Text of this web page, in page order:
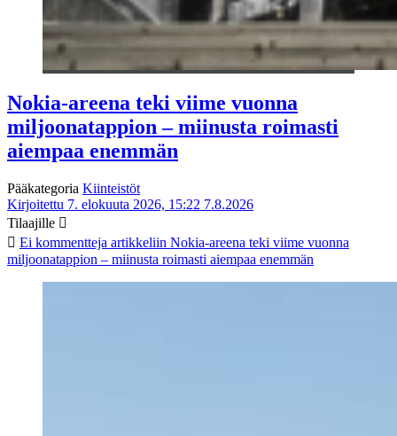
Nokia-areena teki viime vuonna
miljoonatappion – miinusta roimasti
aiempaa enemmän
Pääkategoria Kiinteistöt
Kirjoitettu 7. elokuuta 2026, 15:22 7.8.2026
Tilaajille
Ei kommentteja artikkeliin Nokia-areena teki viime vuonna
miljoonatappion – miinusta roimasti aiempaa enemmän